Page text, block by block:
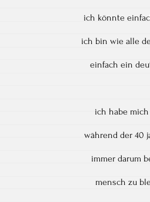
ich könnte
ich bin wie alle
einfach ein
ich habe mich
während der 40
immer darum
mensch zu